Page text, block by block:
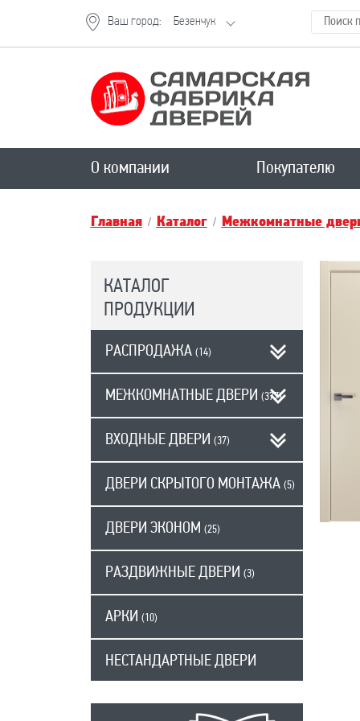
Ваш город: Безенчук
О компании Покупателю
Главная Каталог Межкомнатные
КАТАЛОГ
ПРОДУКЦИИ
РАСПРОДАЖА (14)
МЕЖКОМНАТНЫЕ ДВЕРИ (377)
ВХОДНЫЕ ДВЕРИ (37)
ДВЕРИ СКРЫТОГО МОНТАЖА (5)
ДВЕРИ ЭКОНОМ (25)
РАЗДВИЖНЫЕ ДВЕРИ (3)
АРКИ (10)
НЕСТАНДАРТНЫЕ ДВЕРИ